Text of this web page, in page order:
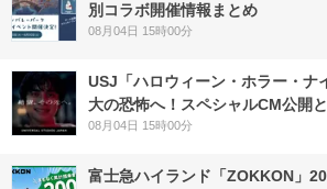
別コラボ開催情報まとめ
08月04日 15時00分
USJ「ハロウィーン・ホラー・ナ
大の恐怖へ！スペシャルCM公開
08月04日 15時00分
富士急ハイランド「ZOKKON」